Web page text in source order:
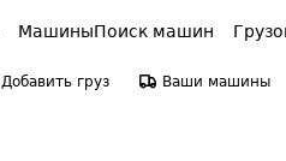
МашиныПоиск машин
Добавить груз Ваши машины